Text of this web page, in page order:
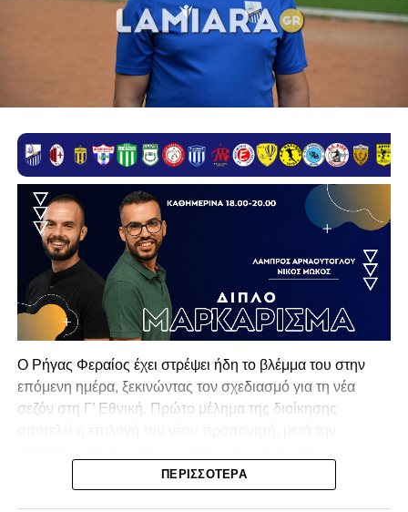
Ο Ρήγας Φεραίος έχει στρέψει ήδη το βλέμμα του στην
επόμενη ημέρα, ξεκινώντας τον σχεδιασμό για τη νέα
σεζόν στη Γ’ Εθνική. Πρώτο μέλημα της διοίκησης
ΠΕΡΙΣΣΌΤΕΡΑ